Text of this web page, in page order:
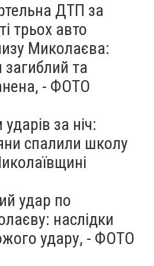
ДТП за
трьох авто
Миколаєва:
загиблий та
- ФОТО
ударів за ніч:
спалили школу
удар по
наслідки
удару, - ФОТО